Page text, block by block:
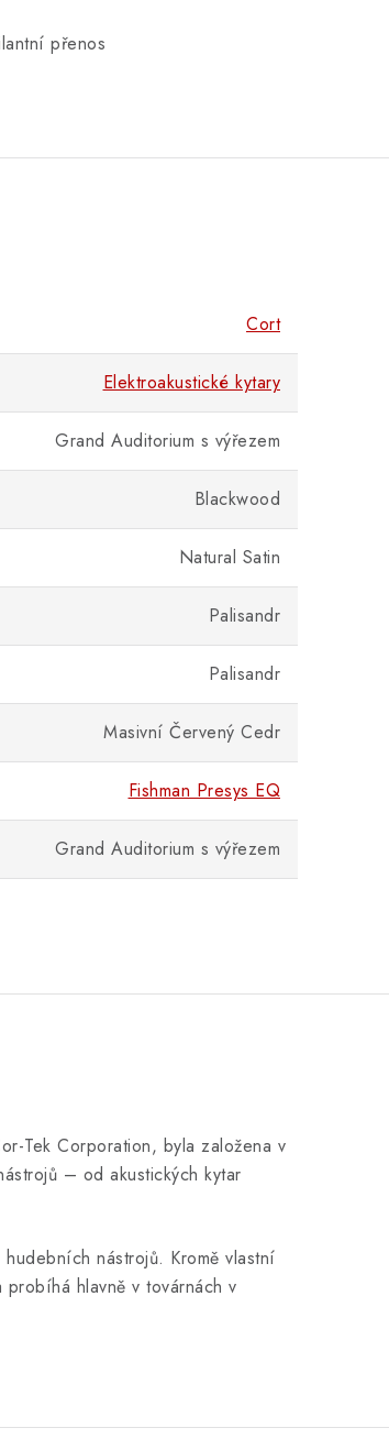
přenos
Cort
Elektroakustické kytary
Grand Auditorium s výřezem
Blackwood
Natural Satin
Palisandr
Palisandr
Masivní Červený Cedr
Fishman Presys EQ
Grand Auditorium s výřezem
Tek Corporation, byla založena v
– od akustických kytar
nástrojů. Kromě vlastní
hlavně v továrnách v